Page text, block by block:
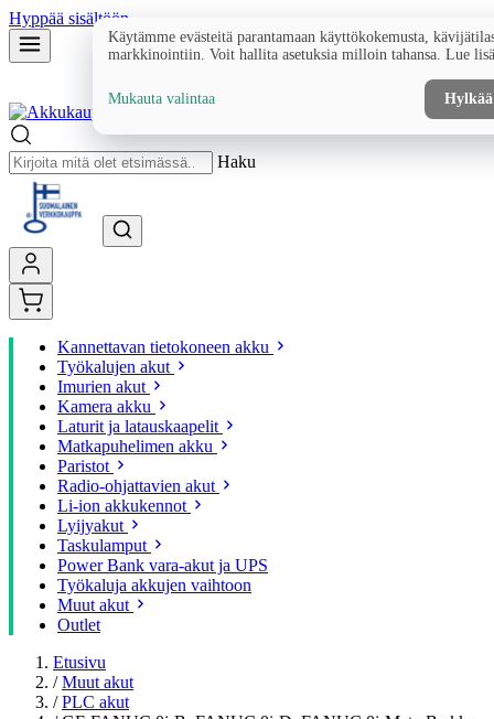
Hyppää sisältöön
Haku
Kannettavan tietokoneen akku
Työkalujen akut
Imurien akut
Kamera akku
Laturit ja latauskaapelit
Matkapuhelimen akku
Paristot
Radio-ohjattavien akut
Li-ion akkukennot
Lyijyakut
Taskulamput
Power Bank vara-akut ja UPS
Työkaluja akkujen vaihtoon
Muut akut
Outlet
Etusivu
/ Muut akut
/ PLC akut
Käytämme evästeitä parantamaan käyttökokemusta,
markkinointiin. Voit hallita asetuksia milloin tahansa. Lue
Mukauta valintaa Hylkää